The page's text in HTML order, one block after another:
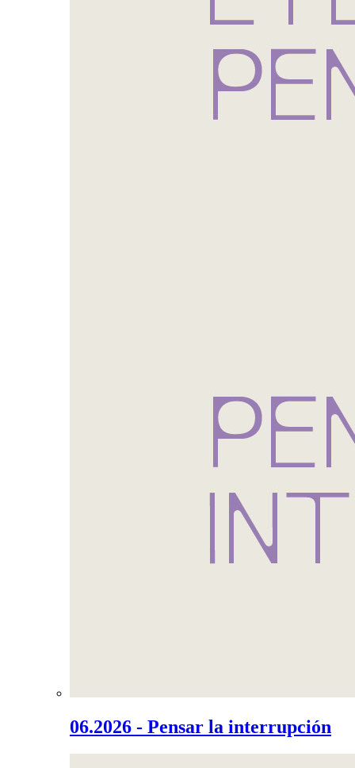
06.2026 - Pensar la interrupción